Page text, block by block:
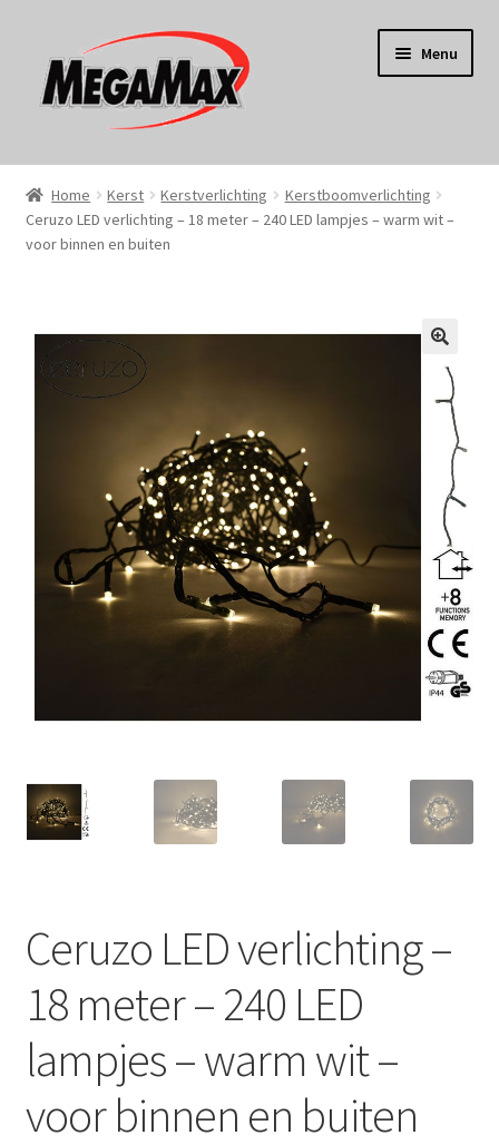
door
naar
naar
de
Menu
Home
KERST
Tuin
Gereedschap
Huishouden
Persoonlijke Verzorging
Sport
Home Kerst Kerstverlichting
Kerstboomverlichting
Ceruzo LED verlichting – 18 meter – 240 LED lampjes – warm wit –
voor binnen en buiten
Ceruzo LED verlichting –
18 meter – 240 LED
lampjes – warm wit –
voor binnen en buiten